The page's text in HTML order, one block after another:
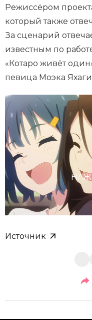
Режиссёром
который также
За сценарий
известным по
«Котаро живёт
певица Моэка
Источник